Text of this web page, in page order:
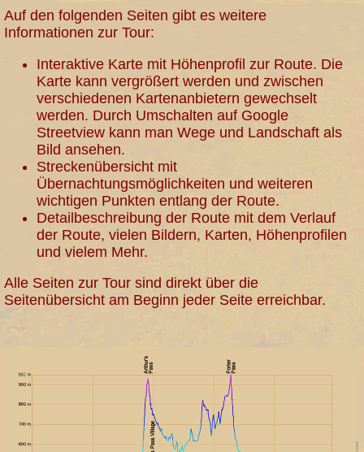
Auf den folgenden Seiten gibt es weitere
Informationen zur Tour:
Interaktive Karte mit Höhenprofil zur Route. Die
Karte kann vergrößert werden und zwischen
verschiedenen Kartenanbietern gewechselt
werden. Durch Umschalten auf Google
Streetview kann man Wege und Landschaft als
Bild ansehen.
Streckenübersicht mit
Übernachtungsmöglichkeiten und weiteren
wichtigen Punkten entlang der Route.
Detailbeschreibung der Route mit dem Verlauf
der Route, vielen Bildern, Karten, Höhenprofilen
und vielem Mehr.
Alle Seiten zur Tour sind direkt über die
Seitenübersicht am Beginn jeder Seite erreichbar.